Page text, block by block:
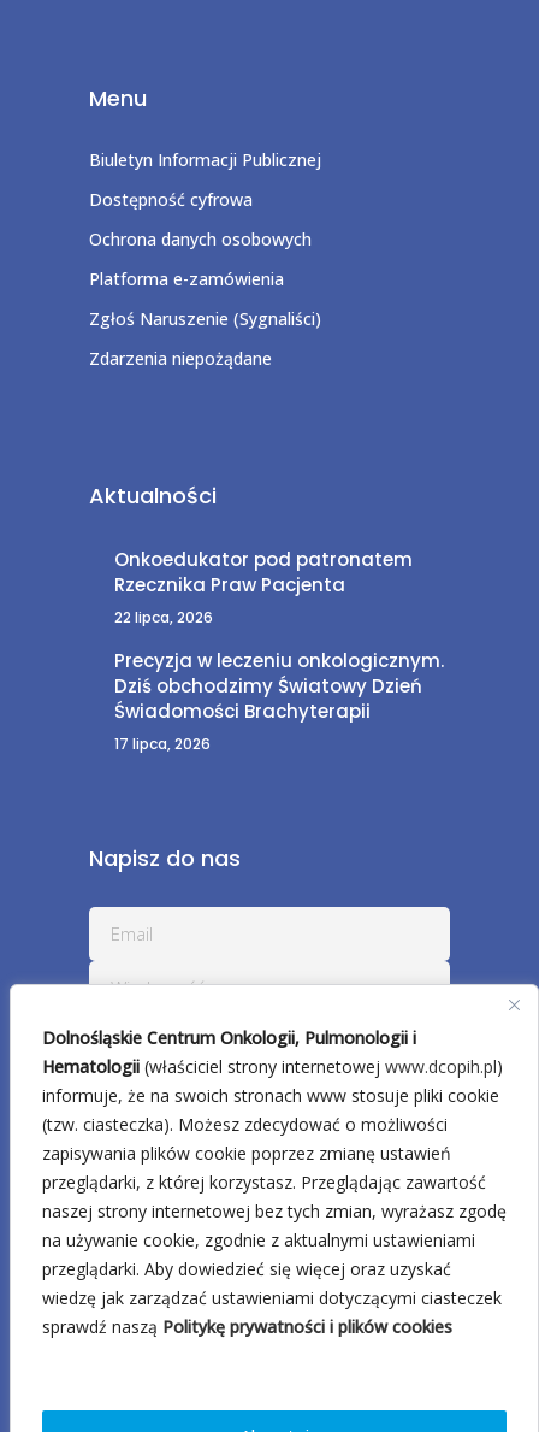
Dolnośląskie Centrum Onkologii, Pulmonologii i
Hematologii (właściciel strony internetowej www.dcopih.pl)
informuje, że na swoich stronach www stosuje pliki cookie
(tzw. ciasteczka). Możesz zdecydować o możliwości
zapisywania plików cookie poprzez zmianę ustawień
przeglądarki, z której korzystasz. Przeglądając zawartość
naszej strony internetowej bez tych zmian, wyrażasz zgodę
na używanie cookie, zgodnie z aktualnymi ustawieniami
przeglądarki. Aby dowiedzieć się więcej oraz uzyskać
wiedzę jak zarządzać ustawieniami dotyczącymi ciasteczek
sprawdź naszą Politykę prywatności i plików cookies
Menu
Biuletyn Informacji Publicznej
Dostępność cyfrowa
Ochrona danych osobowych
Platforma e-zamówienia
Zgłoś Naruszenie (Sygnaliści)
Zdarzenia niepożądane
Aktualności
Onkoedukator pod patronatem
Rzecznika Praw Pacjenta
22 lipca, 2026
Precyzja w leczeniu onkologicznym.
Dziś obchodzimy Światowy Dzień
Świadomości Brachyterapii
17 lipca, 2026
Napisz do nas